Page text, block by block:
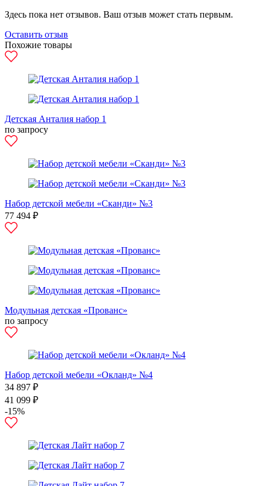
Здесь пока нет отзывов. Ваш отзыв может стать первым.
Оставить отзыв
Похожие товары
Детская Анталия набор 1
по запросу
Набор детской мебели «Сканди» №3
77 494 ₽
Модульная детская «Прованс»
по запросу
Набор детской мебели «Окланд» №4
34 897 ₽
41 099 ₽
-15%